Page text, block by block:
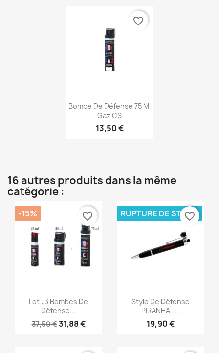
Aperçu rapide
Bombe De Défense 75 Ml
Gaz CS
13,50 €
favorite_border
16 autres produits dans la même
catégorie :
Aperçu rapide
Lot : 3 Bombes De
Défense...
37,50 €31,88 €
-15% favorite_border
Aperçu rapide
Stylo De Défense
PIRANHA -...
19,90 €
RUPTURE DE STOCK
favorite_border